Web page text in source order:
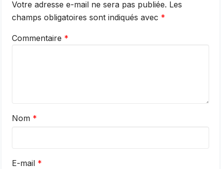
Votre adresse e-mail ne sera pas publiée. Les
champs obligatoires sont indiqués avec *
Commentaire *
Nom *
E-mail *